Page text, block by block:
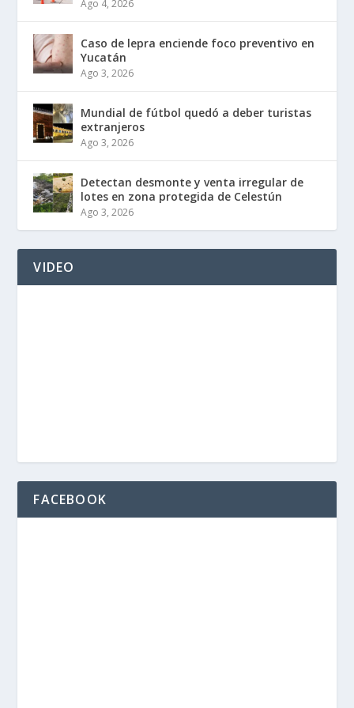
Ago 4, 2026
Caso de lepra enciende foco preventivo en
Yucatán
Ago 3, 2026
Mundial de fútbol quedó a deber turistas
extranjeros
Ago 3, 2026
Detectan desmonte y venta irregular de
lotes en zona protegida de Celestún
Ago 3, 2026
VIDEO
FACEBOOK